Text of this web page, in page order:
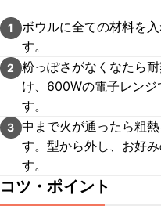
1
ボウルに全ての材料を
す。
2
粉っぽさがなくなたら
け、600Wの電子レンジ
す。
3 中まで火が通ったら粗
す。型から外し、お好
す。
コツ・ポイント